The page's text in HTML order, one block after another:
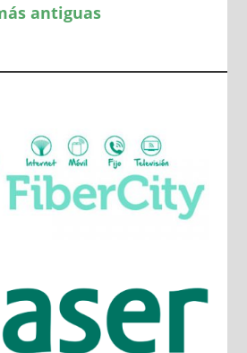
antiguas